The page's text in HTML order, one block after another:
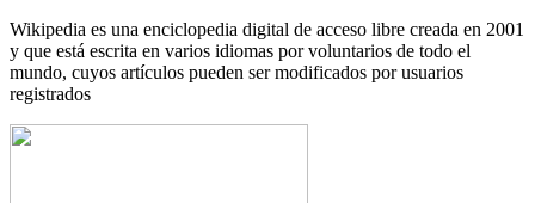
Wikipedia es una enciclopedia digital de acceso libre creada en 2001
y que está escrita en varios idiomas por voluntarios de todo el
mundo, cuyos artículos pueden ser modificados por usuarios
registrados